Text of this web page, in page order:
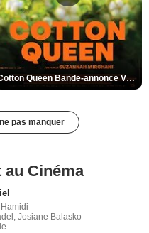
Cotton Queen Bande-annonce VO STFR
pas manquer
Cinéma
Josiane Balasko